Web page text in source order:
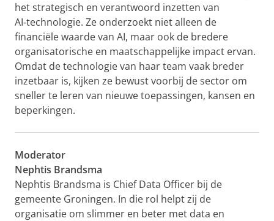
het strategisch en verantwoord inzetten van
AI‑technologie. Ze onderzoekt niet alleen de
financiële waarde van AI, maar ook de bredere
organisatorische en maatschappelijke impact ervan.
Omdat de technologie van haar team vaak breder
inzetbaar is, kijken ze bewust voorbij de sector om
sneller te leren van nieuwe toepassingen, kansen en
beperkingen.
Moderator
Nephtis Brandsma
Nephtis Brandsma is Chief Data Officer bij de
gemeente Groningen. In die rol helpt zij de
organisatie om slimmer en beter met data en